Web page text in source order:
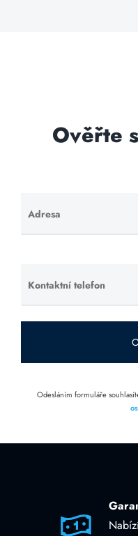
Ověřte
Adresa
Ponechte
toto pole
Kontaktní telefon
Ponechte
toto pole
prázdné.
Odesláním formuláře